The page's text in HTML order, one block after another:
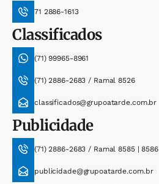
71 2886-1613
Classificados
(71) 99965-8961
(71) 2886-2683 / Ramal 8526
classificados@grupoatarde.com.br
Publicidade
(71) 2886-2683 / Ramal 8585 | 8586
publicidade@grupoatarde.com.br